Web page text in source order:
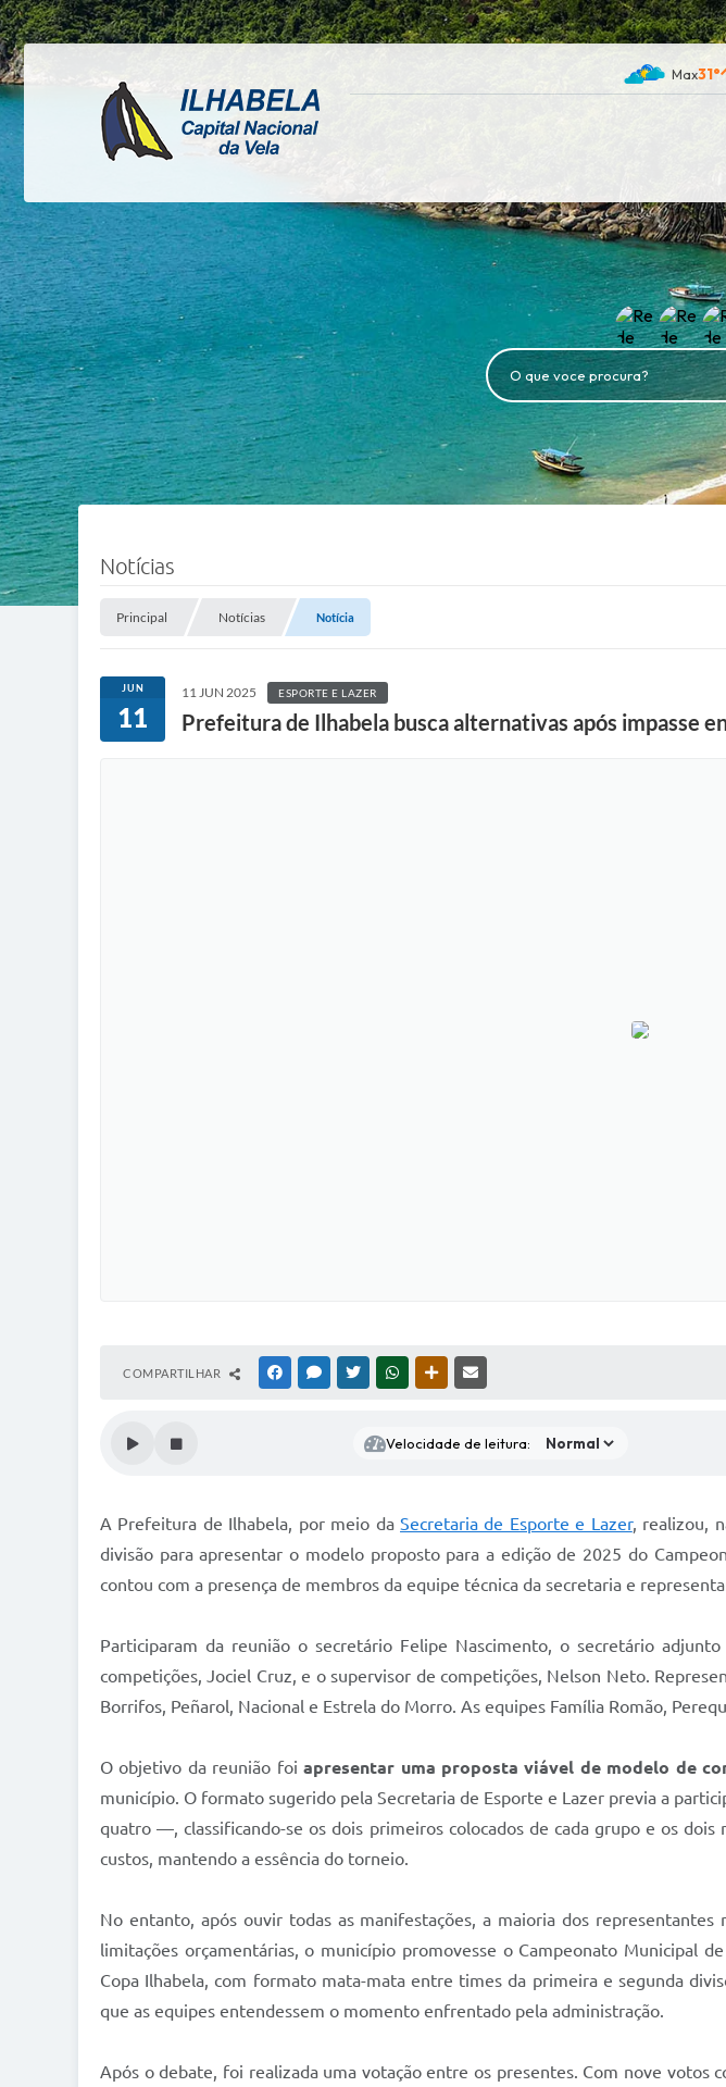
31°
O que voce procura?
Notícias
Principal Notícias Notícia
JUN
11
11 JUN 2025 ESPORTE E LAZER
Prefeitura de Ilhabela busca alternativas após impasse
COMPARTILHAR FACEBOOKMESSENGER
TWITTERWHATSAPPOUTRAS MÍDIAS
Velocidade de leitura:
A Prefeitura de Ilhabela, por meio daSecretaria de Esporte e Lazer, realizou,
divisão para apresentar o modelo proposto para a edição de 2025 do
contou com a presença de membros da equipe técnica da secretaria e
Participaram da reunião o secretário Felipe Nascimento, o secretário
competições, Jociel Cruz, e o supervisor de competições, Nelson Neto.
Borrifos, Peñarol, Nacional e Estrela do Morro. As equipes Família Romão,
O objetivo da reunião foiapresentar uma proposta viável de modelo de
município. O formato sugerido pela Secretaria de Esporte e Lazer previa a
quatro —, classificando-se os dois primeiros colocados de cada grupo e os
custos, mantendo a essência do torneio.
No entanto, após ouvir todas as manifestações, a maioria dos
limitações orçamentárias, o município promovesse o Campeonato Municipal
Copa Ilhabela, com formato mata-mata entre times da primeira e segunda
que as equipes entendessem o momento enfrentado pela administração.
Após o debate, foi realizada uma votação entre os presentes. Com nove votos